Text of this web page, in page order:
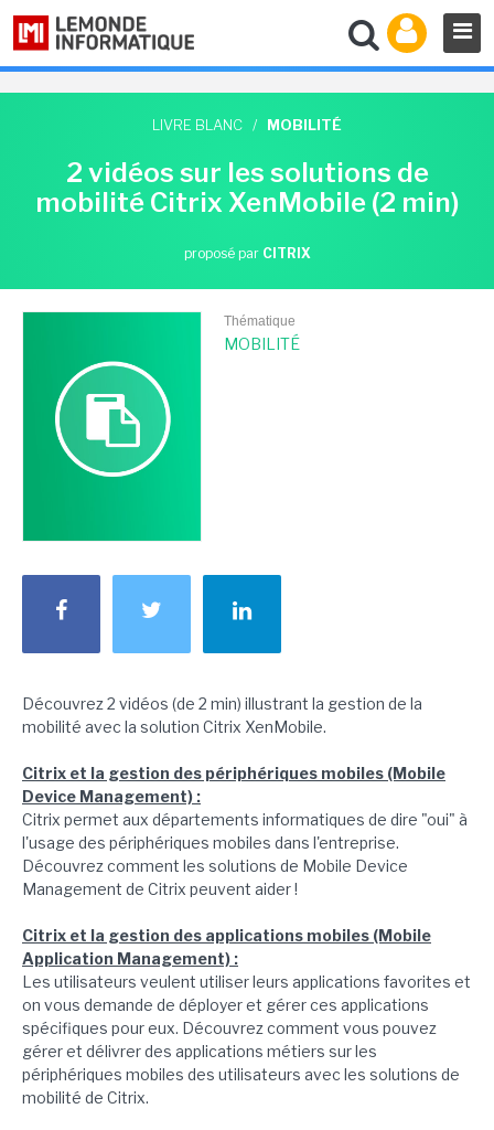
LIVRE BLANC / MOBILITÉ
2 vidéos sur les solutions de
mobilité Citrix XenMobile (2 min)
proposé par CITRIX
Thématique
MOBILITÉ
Découvrez 2 vidéos (de 2 min) illustrant la gestion de la
mobilité avec la solution Citrix XenMobile.
Citrix et la gestion des périphériques mobiles (Mobile
Device Management) :
Citrix permet aux départements informatiques de dire "oui" à
l'usage des périphériques mobiles dans l'entreprise.
Découvrez comment les solutions de Mobile Device
Management de Citrix peuvent aider !
Citrix et la gestion des applications mobiles (Mobile
Application Management) :
Les utilisateurs veulent utiliser leurs applications favorites et
on vous demande de déployer et gérer ces applications
spécifiques pour eux. Découvrez comment vous pouvez
gérer et délivrer des applications métiers sur les
périphériques mobiles des utilisateurs avec les solutions de
mobilité de Citrix.